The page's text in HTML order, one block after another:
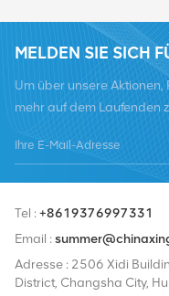
MELDEN SIE SICH
Um über unsere
mehr auf dem Laufenden
Tel :+8619376997331
Email :
Adresse : 2506 Xidi
District, Changsha City,